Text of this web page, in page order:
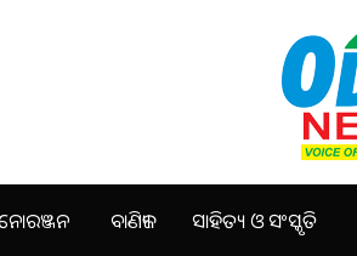
ବାଣିଜ୍ୟ ସାହିତ୍ୟ ଓ ସଂସ୍କୃତି